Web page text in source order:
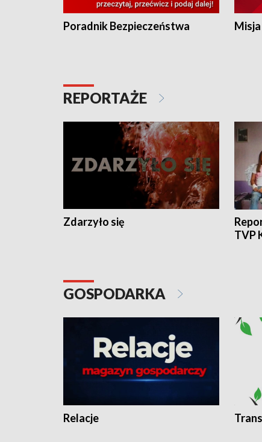
Poradnik Bezpieczeństwa
REPORTAŻE
Zdarzyło się
TVP
GOSPODARKA
Relacje